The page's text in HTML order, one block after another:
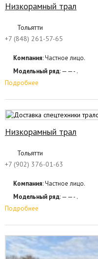
Низкорамный трал
Тольятти
+7 (848) 261-57-65
Компания: Частное лицо.
Модельный ряд: ——- .
Подробнее
Низкорамный трал
Тольятти
+7 (902) 376-01-63
Компания: Частное лицо.
Модельный ряд: ——- .
Подробнее